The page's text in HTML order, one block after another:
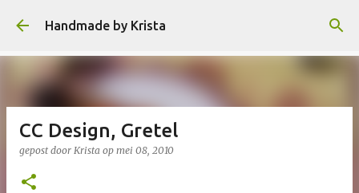
Doorgaan naar hoofdcontent
Handmade by Krista
CC Design, Gretel
gepost door Krista op mei 08, 2010